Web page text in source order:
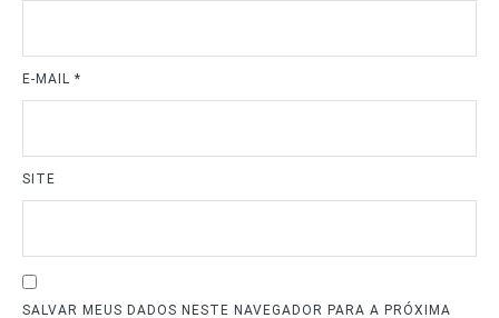
E-MAIL *
SITE
SALVAR MEUS DADOS NESTE NAVEGADOR PARA A PRÓXIMA